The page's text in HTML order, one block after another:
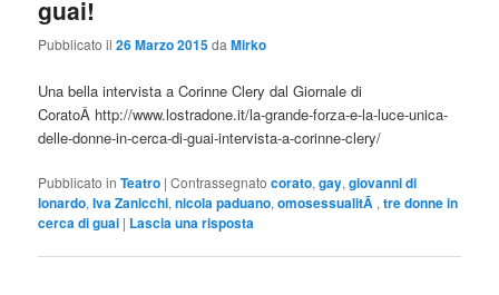
guai!
Pubblicato il26 Marzo 2015daMirko
Una bella intervista a Corinne Clery dal Giornale di
CoratoÂ http://www.lostradone.it/la-grande-forza-e-la-luce-unica-
delle-donne-in-cerca-di-guai-intervista-a-corinne-clery/
Pubblicato in Teatro |Contrassegnato corato,gay,giovanni di
lonardo,Iva Zanicchi,nicola paduano,omosessualitÃ ,tre donne in
cerca di guai | Lascia una risposta